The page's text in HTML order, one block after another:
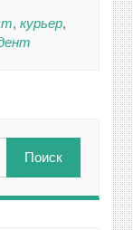
,курьер,